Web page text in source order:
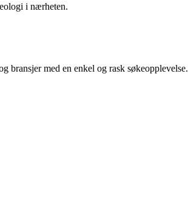
i nærheten.
bransjer med en enkel og rask søkeopplevelse.